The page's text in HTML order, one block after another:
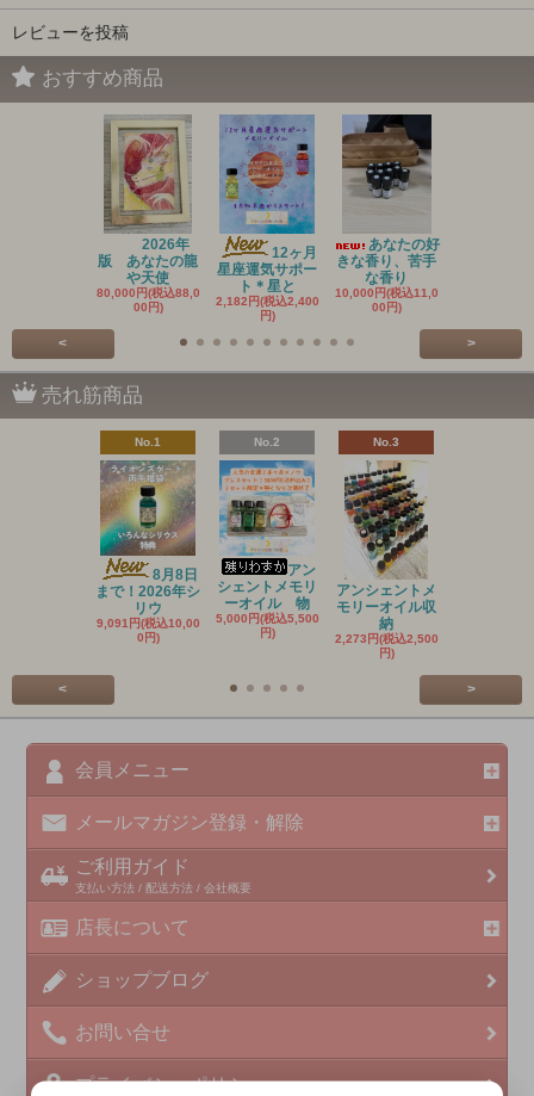
レビューを投稿
おすすめ商品
2026年
版 あなたの龍
や天使
80,000円(税込88,0
00円)
12ヶ月
星座運気サポー
ト＊星と
2,182円(税込2,400
円)
あなたの好
きな香り、苦手
な香り
10,000円(税込11,0
00円)
< >
売れ筋商品
No.1
8月8日
まで！2026年シ
リウ
9,091円(税込10,00
0円)
No.2
アン
シェントメモリ
ーオイル 物
5,000円(税込5,500
円)
No.3
アンシェントメ
モリーオイル収
納
2,273円(税込2,500
円)
< >
会員メニュー
メールマガジン登録・解除
ご利用ガイド
支払い方法 / 配送方法 / 会社概要
店長について
ショップブログ
お問い合せ
プライバシーポリシー